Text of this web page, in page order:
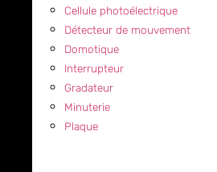
Cellule photoélectrique
Détecteur de mouvement
Domotique
Interrupteur
Gradateur
Minuterie
Plaque